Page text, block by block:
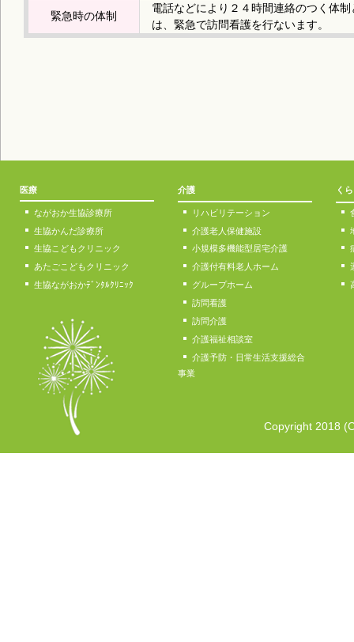
緊急時の体制
電話などにより２４時間連絡のつく体
は、緊急で訪問看護を行ないます。
医療
ながおか生協診療所
生協かんだ診療所
生協こどもクリニック
あたごこどもクリニック
生協ながおかﾃﾞﾝﾀﾙｸﾘﾆｯｸ
介護
リハビリテーション
介護老人保健施設
小規模多機能型居宅介護
介護付有料老人ホーム
グループホーム
訪問看護
訪問介護
介護福祉相談室
介護予防・日常生活支援総合
事業
く
Copyright 2018